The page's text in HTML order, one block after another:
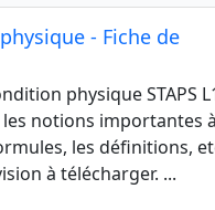
- Fiche de
physique STAPS
notions importantes à
les définitions,
à télécharger. ...